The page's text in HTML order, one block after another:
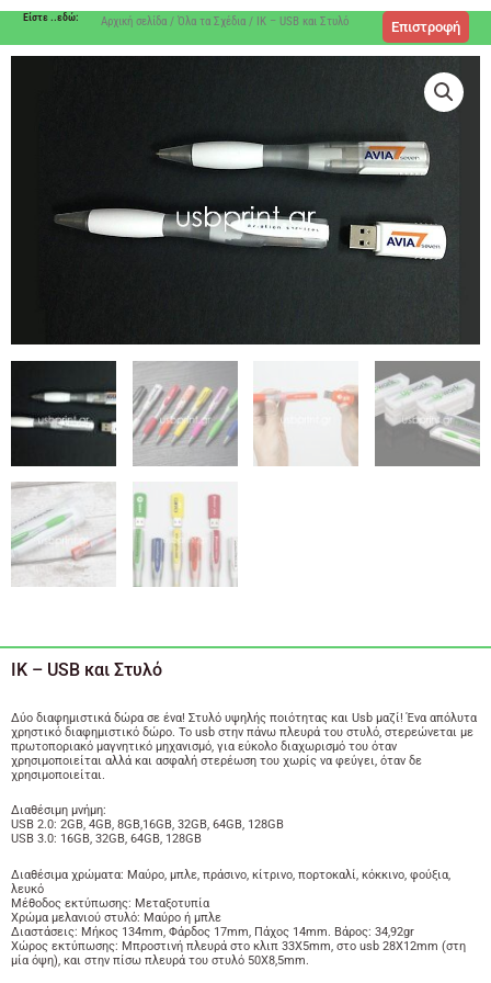
Είστε ..εδώ: Αρχική σελίδα/ Όλα τα Σχέδια/ IK – USB και Στυλό Επιστροφή
IK – USB και Στυλό
Δύο διαφημιστικά δώρα σε ένα! Στυλό υψηλής ποιότητας και Usb μαζί! Ένα απόλυτα
χρηστικό διαφημιστικό δώρο. Το usb στην πάνω πλευρά του στυλό, στερεώνεται με
πρωτοποριακό μαγνητικό μηχανισμό, για εύκολο διαχωρισμό του όταν
χρησιμοποιείται αλλά και ασφαλή στερέωση του χωρίς να φεύγει, όταν δε
χρησιμοποιείται.
Διαθέσιμη μνήμη:
USB 2.0: 2GB, 4GB, 8GB,16GB, 32GB, 64GB, 128GB
USB 3.0: 16GB, 32GB, 64GB, 128GB
Διαθέσιμα χρώματα: Μαύρο, μπλε, πράσινο, κίτρινο, πορτοκαλί, κόκκινο, φούξια,
λευκό
Μέθοδος εκτύπωσης: Μεταξοτυπία
Χρώμα μελανιού στυλό: Μαύρο ή μπλε
Διαστάσεις: Μήκος 134mm, Φάρδος 17mm, Πάχος 14mm. Βάρος: 34,92gr
Χώρος εκτύπωσης: Μπροστινή πλευρά στο κλιπ 33Χ5mm, στο usb 28X12mm (στη
μία όψη), και στην πίσω πλευρά του στυλό 50Χ8,5mm.